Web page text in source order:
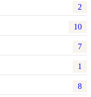
2
10
7
1
8